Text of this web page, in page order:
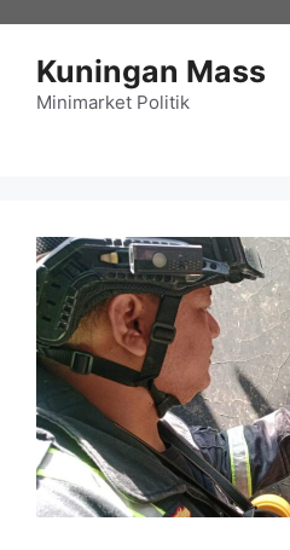
Kuningan Mass
Minimarket Politik